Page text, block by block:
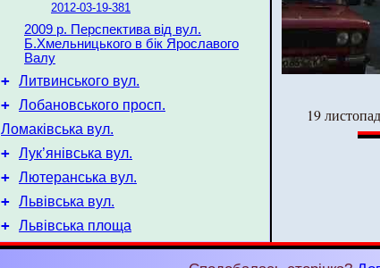
2012-03-19-381
2009 р. Перспектива від вул.
Б.Хмельницького в бік Ярославого
Валу
+ Литвинського вул.
+ Лобановського просп.
Ломаківська вул.
+ Лук’янівська вул.
+ Лютеранська вул.
+ Львівська вул.
+ Львівська площа
19